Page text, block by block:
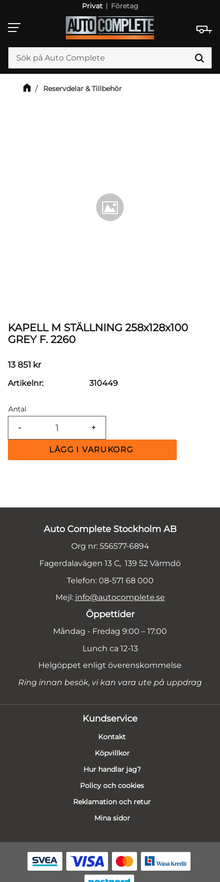
Meny
Privat Företag
Reservdelar & Tillbehör
KAPELL M STÄLLNING 258x128x100
GREY F. 2260
13 851 kr
Antal
+
-
Artikelnr 310449
Auto Complete Stockholm AB
Org nr: 556577-6894
Fagerdalavägen 13 C, 139 52 Värmdö
Telefon: 08-571 68 000
Mejl: info@autocomplete.se
Öppettider
Måndag - Fredag 9:00 – 17:00
Lunch ca 12-13
Helgöppet enligt överenskommelse
Ring innan besök, vi kan vara ute på uppdrag
Kundservice
Kontakt
Köpvillkor
Hur handlar jag?
Policy och cookies
Reklamation och retur
Mina sidor